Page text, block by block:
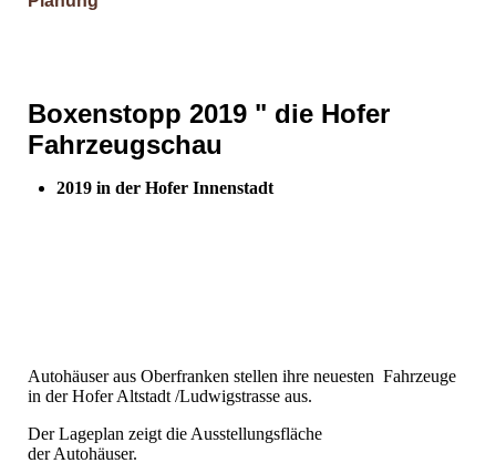
Boxenstopp 2019 " die Hofer
Fahrzeugschau
2019 in der Hofer Innenstadt
Autohäuser aus Oberfranken stellen ihre neuesten Fahrzeuge
in der Hofer Altstadt /Ludwigstrasse aus.
Der Lageplan zeigt die Ausstellungsfläche
der Autohäuser.